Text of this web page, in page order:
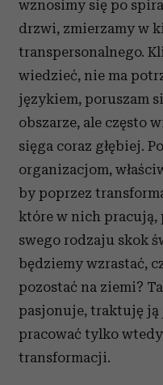
wznosimy się po
drzwi, zmierzamy w
transpersonalnego.
wiedzieć, nie ma
językiem, poruszam
obszarze, ale często
sięga coraz głębiej.
organizacjom,
by poprzez
które w nich pracują,
swego rodzaju skok
będziemy wzrastać,
pozostać na ziemi?
pasjonuje, traktuję ją
pracować tylko
transformacji.